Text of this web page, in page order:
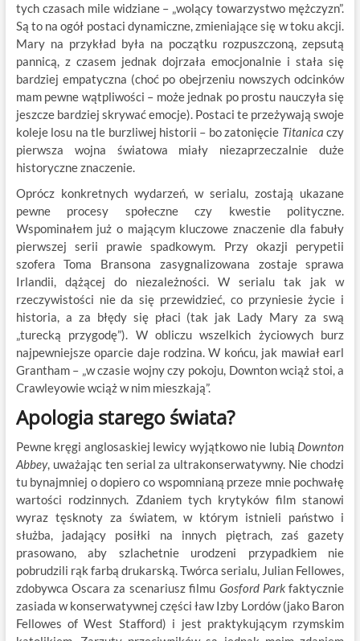
tych czasach mile widziane – „wolący towarzystwo mężczyzn”.
Są to na ogół postaci dynamiczne, zmieniające się w toku akcji.
Mary na przykład była na początku rozpuszczoną, zepsutą
pannicą, z czasem jednak dojrzała emocjonalnie i stała się
bardziej empatyczna (choć po obejrzeniu nowszych odcinków
mam pewne wątpliwości – może jednak po prostu nauczyła się
jeszcze bardziej skrywać emocje). Postaci te przeżywają swoje
koleje losu na tle burzliwej historii – bo zatonięcie Titanica czy
pierwsza wojna światowa miały niezaprzeczalnie duże
historyczne znaczenie.
Oprócz konkretnych wydarzeń, w serialu, zostają ukazane
pewne procesy społeczne czy kwestie polityczne.
Wspominałem już o mającym kluczowe znaczenie dla fabuły
pierwszej serii prawie spadkowym. Przy okazji perypetii
szofera Toma Bransona zasygnalizowana zostaje sprawa
Irlandii, dążącej do niezależności. W serialu tak jak w
rzeczywistości nie da się przewidzieć, co przyniesie życie i
historia, a za błędy się płaci (tak jak Lady Mary za swą
„turecką przygodę”). W obliczu wszelkich życiowych burz
najpewniejsze oparcie daje rodzina. W końcu, jak mawiał earl
Grantham – „w czasie wojny czy pokoju, Downton wciąż stoi, a
Crawleyowie wciąż w nim mieszkają”.
Apologia starego świata?
Pewne kręgi anglosaskiej lewicy wyjątkowo nie lubią Downton
Abbey, uważając ten serial za ultrakonserwatywny. Nie chodzi
tu bynajmniej o dopiero co wspomnianą przeze mnie pochwałę
wartości rodzinnych. Zdaniem tych krytyków film stanowi
wyraz tęsknoty za światem, w którym istnieli państwo i
służba, jadający posiłki na innych piętrach, zaś gazety
prasowano, aby szlachetnie urodzeni przypadkiem nie
pobrudzili rąk farbą drukarską. Twórca serialu, Julian Fellowes,
zdobywca Oscara za scenariusz filmu Gosford Parkfaktycznie
zasiada w konserwatywnej części ław Izby Lordów (jako Baron
Fellowes of West Stafford) i jest praktykującym rzymskim